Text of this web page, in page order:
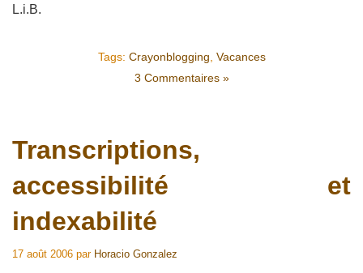
L.i.B.
Tags: Crayonblogging Vacances
3 Commentaires »
Transcriptions,
accessibilité et
indexabilité
17 août 2006 par Horacio Gonzalez